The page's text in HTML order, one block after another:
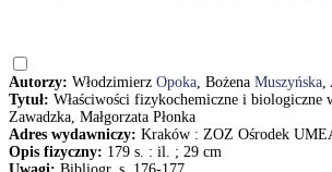
Autorzy: Włodzimierz Opoka, Bożena Muszyńska,
Tytuł: Właściwości fizykochemiczne i biologiczne
Zawadzka, Małgorzata Płonka
Adres wydawniczy: Kraków : ZOZ Ośrodek
Opis fizyczny: 179 s. : il. ; 29 cm